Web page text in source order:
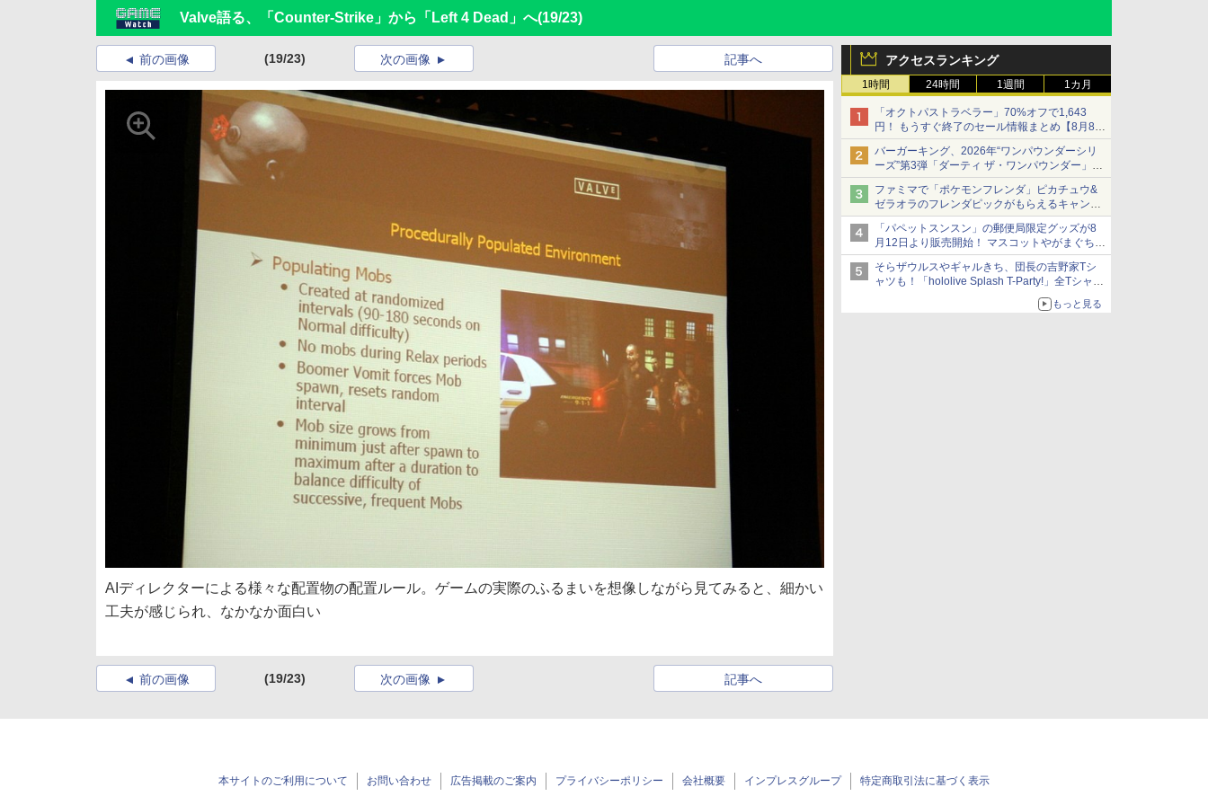
Valve語る、「Counter-Strike」から「Left 4 Dead」へ(19/23)
アクセスランキング
1時間 24時間 1週間 1カ月
「オクトパストラベラー」70%オフで1,643
円！ もうすぐ終了のセール情報まとめ【8月8日
更新】
ニンテンドーeショップでは「大神 絶景版」が
67%オフで990円
バーガーキング、2026年“ワンパウンダーシリ
ーズ”第3弾「ダーティ ザ・ワンパウンダー」を
8月7日発売
「特製ガーリックマヨソース」を使用した超大
型チーズバーガー
ファミマで「ポケモンフレンダ」ピカチュウ&
ゼラオラのフレンダピックがもらえるキャンペ
ーン開催！
「パペットスンスン」の郵便局限定グッズが8
月12日より販売開始！ マスコットやがまぐち、
レターセットなどが登場
そらザウルスやギャルきち、団長の吉野家Tシ
ャツも！「hololive Splash T-Party!」全Tシャツ
ラインナップ公開＆オンライン販売開始
もっと見る
前の画像 (19/23) 記事へ
次の画像
AIディレクターによる様々な配置物の配置ルール。ゲームの実際のふるまいを想像しながら見てみると、細かい
工夫が感じられ、なかなか面白い
前の画像 (19/23) 記事へ
次の画像
本サイトのご利用について お問い合わせ 広告掲載のご案内 プライバシーポリシー 会社概要 インプレスグループ 特定商取引法に基づく表示